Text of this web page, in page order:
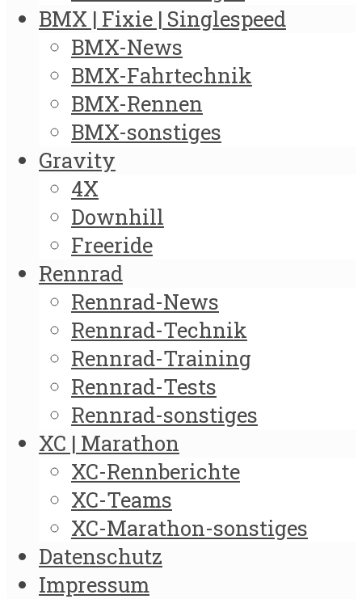
BMX | Fixie | Singlespeed
BMX-News
BMX-Fahrtechnik
BMX-Rennen
BMX-sonstiges
Gravity
4X
Downhill
Freeride
Rennrad
Rennrad-News
Rennrad-Technik
Rennrad-Training
Rennrad-Tests
Rennrad-sonstiges
XC | Marathon
XC-Rennberichte
XC-Teams
XC-Marathon-sonstiges
Datenschutz
Impressum